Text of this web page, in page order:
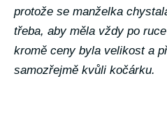
protože se manželka
třeba, aby měla vždy po
kromě ceny byla velikost a
samozřejmě kvůli kočárku.